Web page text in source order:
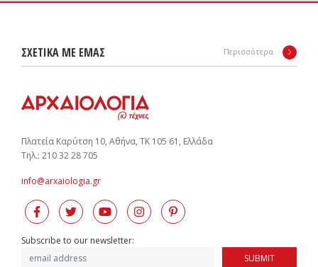
ΣΧΕΤΙΚΑ ΜΕ ΕΜΑΣ Περισσότερα
Πλατεία Καρύτση 10, Αθήνα, ΤΚ 105 61, Ελλάδα
Tηλ.: 210 32 28 705
info@arxaiologia.gr
Subscribe to our newsletter:
SUBMIT